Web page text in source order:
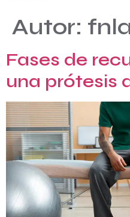
Autor:
Fases de
una prótesis